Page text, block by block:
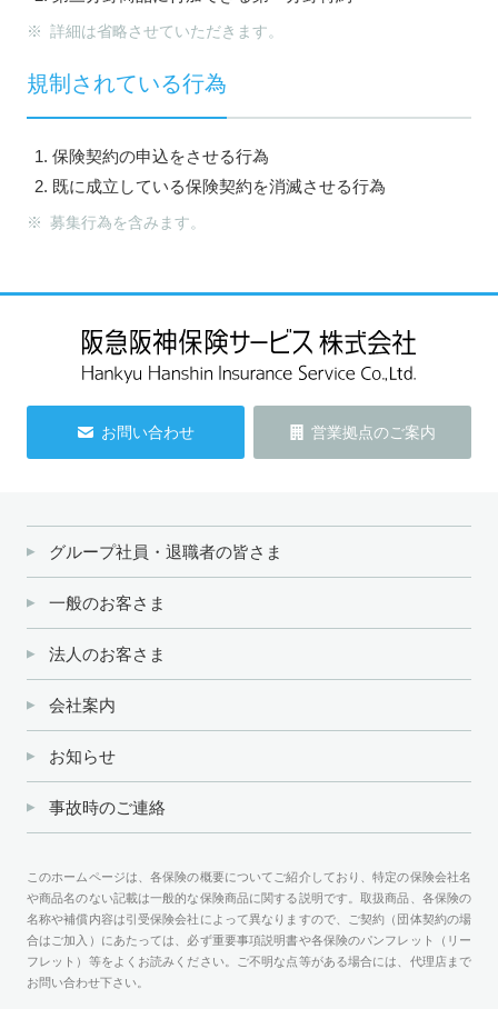
※ 詳細は省略させていただきます。
規制されている行為
保険契約の申込をさせる行為
既に成立している保険契約を消滅させる行為
※ 募集行為を含みます。
お問い合わせ 営業拠点のご案内
グループ社員・退職者の皆さま
一般のお客さま
法人のお客さま
会社案内
お知らせ
事故時のご連絡
このホームページは、各保険の概要についてご紹介しており、特定の保険会社名
や商品名のない記載は一般的な保険商品に関する説明です。取扱商品、各保険の
名称や補償内容は引受保険会社によって異なりますので、ご契約（団体契約の場
合はご加入）にあたっては、必ず重要事項説明書や各保険のパンフレット（リー
フレット）等をよくお読みください。ご不明な点等がある場合には、代理店まで
お問い合わせ下さい。